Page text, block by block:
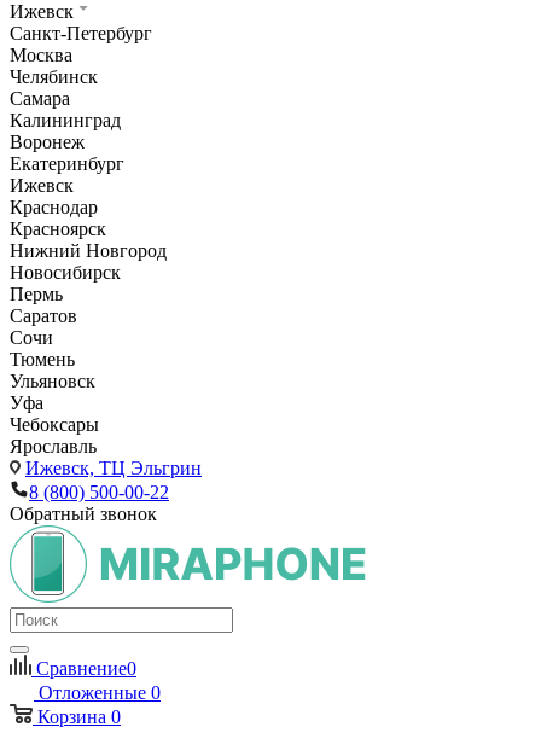
Ижевск
Санкт-Петербург
Москва
Челябинск
Самара
Калининград
Воронеж
Екатеринбург
Ижевск
Краснодар
Красноярск
Нижний Новгород
Новосибирск
Пермь
Саратов
Сочи
Тюмень
Ульяновск
Уфа
Чебоксары
Ярославль
Ижевск, ТЦ Эльгрин
8 (800) 500-00-22
Обратный звонок
Сравнение0
Отложенные 0
Корзина 0